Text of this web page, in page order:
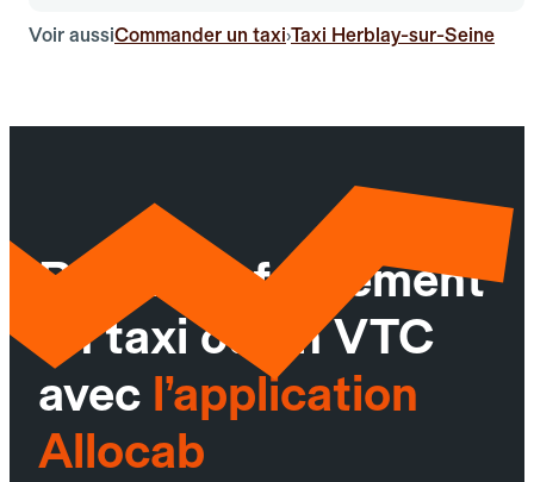
Voir aussiCommander un taxi›Taxi Herblay-sur-Seine
Réservez facilement
un taxi ou un VTC
avec l’application
Allocab